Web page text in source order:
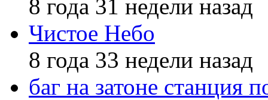
8 года 31 недели назад
Чистое Небо
8 года 33 недели назад
баг на затоне станция